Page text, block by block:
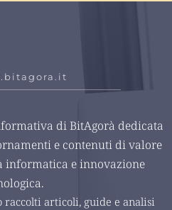
di BitAgorà dedicata
e contenuti di valore
informatica e innovazione
raccolti articoli, guide e analisi